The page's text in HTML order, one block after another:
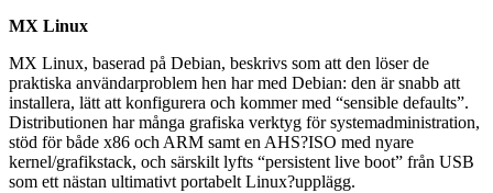
MX Linux
MX Linux, baserad på Debian, beskrivs som att den löser de
praktiska användarproblem hen har med Debian: den är snabb att
installera, lätt att konfigurera och kommer med “sensible defaults”.
Distributionen har många grafiska verktyg för systemadministration,
stöd för både x86 och ARM samt en AHS?ISO med nyare
kernel/grafikstack, och särskilt lyfts “persistent live boot” från USB
som ett nästan ultimativt portabelt Linux?upplägg.